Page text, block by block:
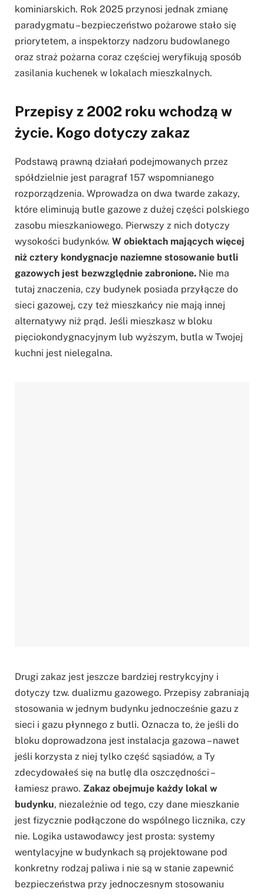
kominiarskich. Rok 2025 przynosi jednak zmianę
paradygmatu – bezpieczeństwo pożarowe stało się
priorytetem, a inspektorzy nadzoru budowlanego
oraz straż pożarna coraz częściej weryfikują sposób
zasilania kuchenek w lokalach mieszkalnych.
Przepisy z 2002 roku wchodzą w
życie. Kogo dotyczy zakaz
Podstawą prawną działań podejmowanych przez
spółdzielnie jest paragraf 157 wspomnianego
rozporządzenia. Wprowadza on dwa twarde zakazy,
które eliminują butle gazowe z dużej części polskiego
zasobu mieszkaniowego. Pierwszy z nich dotyczy
wysokości budynków. W obiektach mających więcej
niż cztery kondygnacje naziemne stosowanie butli
gazowych jest bezwzględnie zabronione. Nie ma
tutaj znaczenia, czy budynek posiada przyłącze do
sieci gazowej, czy też mieszkańcy nie mają innej
alternatywy niż prąd. Jeśli mieszkasz w bloku
pięciokondygnacyjnym lub wyższym, butla w Twojej
kuchni jest nielegalna.
Drugi zakaz jest jeszcze bardziej restrykcyjny i
dotyczy tzw. dualizmu gazowego. Przepisy zabraniają
stosowania w jednym budynku jednocześnie gazu z
sieci i gazu płynnego z butli. Oznacza to, że jeśli do
bloku doprowadzona jest instalacja gazowa – nawet
jeśli korzysta z niej tylko część sąsiadów, a Ty
zdecydowałeś się na butlę dla oszczędności –
łamiesz prawo. Zakaz obejmuje każdy lokal w
budynku, niezależnie od tego, czy dane mieszkanie
jest fizycznie podłączone do wspólnego licznika, czy
nie. Logika ustawodawcy jest prosta: systemy
wentylacyjne w budynkach są projektowane pod
konkretny rodzaj paliwa i nie są w stanie zapewnić
bezpieczeństwa przy jednoczesnym stosowaniu